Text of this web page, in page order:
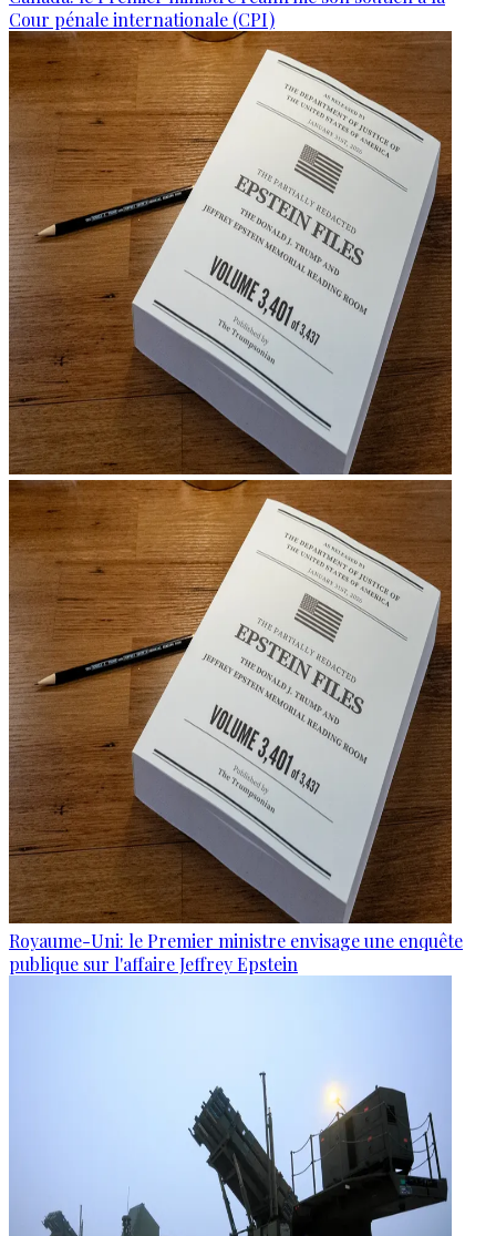
Cour pénale internationale (CPI)
Royaume-Uni: le Premier ministre envisage une enquête
publique sur l'affaire Jeffrey Epstein